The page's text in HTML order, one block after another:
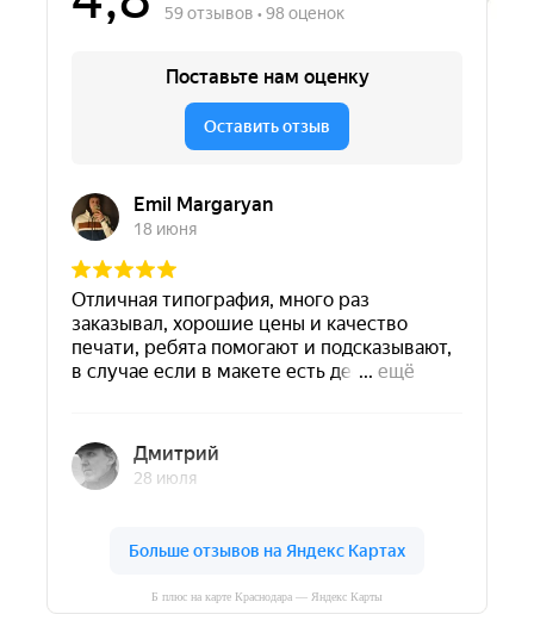
Б плюс на карте Краснодара — Яндекс Карты